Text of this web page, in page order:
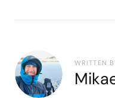
WRITTEN